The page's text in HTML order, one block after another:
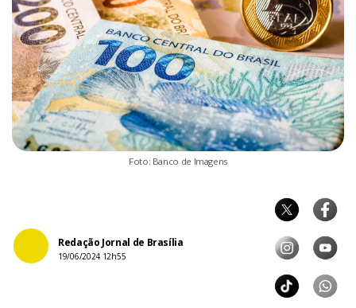
Foto: Banco de Imagens
Redação Jornal de Brasília
19/06/2024 12h55